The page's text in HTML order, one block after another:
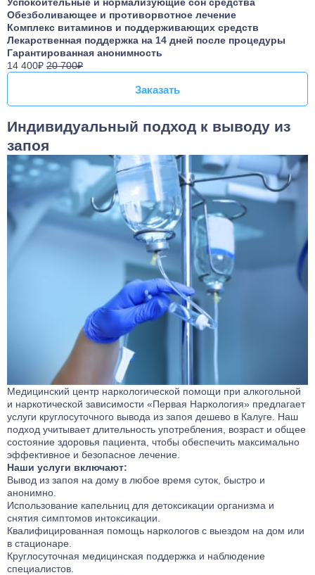
Обезболивающее и противорвотное лечение
Комплекс витаминов и поддерживающих средств
Лекарственная поддержка на 14 дней после процедуры
Гарантированная анонимность
14 400₽ 20 700₽
Заказать
Заказать
Индивидуальный подход к выводу из
запоя
Медицинский центр наркологической помощи при алкогольной
и наркотической зависимости «Первая Наркология» предлагает
услуги круглосуточного вывода из запоя дешево в Калуге. Наш
подход учитывает длительность употребления, возраст и общее
состояние здоровья пациента, чтобы обеспечить максимально
эффективное и безопасное лечение.
Наши услуги включают:
Вывод из запоя на дому в любое время суток, быстро и
анонимно.
Использование капельниц для детоксикации организма и
снятия симптомов интоксикации.
Квалифицированная помощь наркологов с выездом на дом или
в стационаре.
Круглосуточная медицинская поддержка и наблюдение
специалистов.